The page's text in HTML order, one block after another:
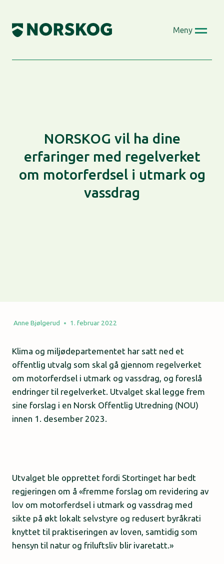
content
Meny
NORSKOG vil ha dine
erfaringer med regelverket
om motorferdsel i utmark og
vassdrag
Anne Bjølgerud 1. februar 2022
Klima og miljødepartementet har satt ned et
offentlig utvalg som skal gå gjennom regelverket
om motorferdsel i utmark og vassdrag, og foreslå
endringer til regelverket. Utvalget skal legge frem
sine forslag i en Norsk Offentlig Utredning (NOU)
innen 1. desember 2023.
Utvalget ble opprettet fordi Stortinget har bedt
regjeringen om å «fremme forslag om revidering av
lov om motorferdsel i utmark og vassdrag med
sikte på økt lokalt selvstyre og redusert byråkrati
knyttet til praktiseringen av loven, samtidig som
hensyn til natur og friluftsliv blir ivaretatt.»